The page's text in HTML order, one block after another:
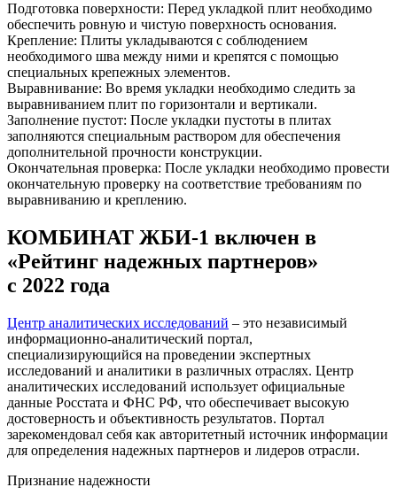
Подготовка поверхности: Перед укладкой плит необходимо
обеспечить ровную и чистую поверхность основания.
Крепление: Плиты укладываются с соблюдением
необходимого шва между ними и крепятся с помощью
специальных крепежных элементов.
Выравнивание: Во время укладки необходимо следить за
выравниванием плит по горизонтали и вертикали.
Заполнение пустот: После укладки пустоты в плитах
заполняются специальным раствором для обеспечения
дополнительной прочности конструкции.
Окончательная проверка: После укладки необходимо провести
окончательную проверку на соответствие требованиям по
выравниванию и креплению.
КОМБИНАТ ЖБИ-1 включен в
«Рейтинг надежных партнеров»
с 2022 года
Центр аналитических исследований – это независимый
информационно-аналитический портал,
специализирующийся на проведении экспертных
исследований и аналитики в различных отраслях. Центр
аналитических исследований использует официальные
данные Росстата и ФНС РФ, что обеспечивает высокую
достоверность и объективность результатов. Портал
зарекомендовал себя как авторитетный источник информации
для определения надежных партнеров и лидеров отрасли.
Признание надежности